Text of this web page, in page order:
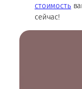
стоимость
сейчас!